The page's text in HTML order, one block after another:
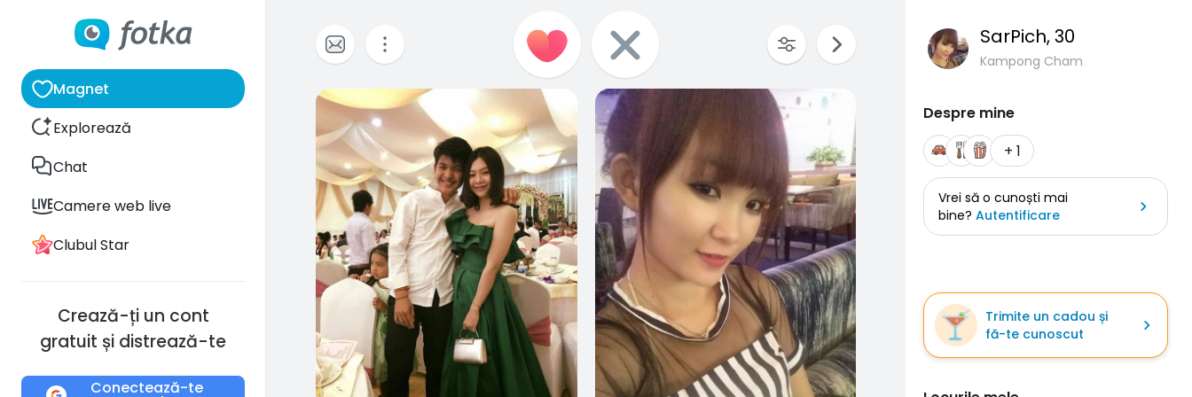
Magnet
Explorează
Chat
Camere web live
Clubul Star
Crează-ți un cont
gratuit și distrează-te
Conectează-te
0 6
SarPich, 30
Kampong Cham
Despre mine
+ 1
Vrei să o cunoști mai
bine? Autentificare
Trimite un cadou și
fă-te cunoscut